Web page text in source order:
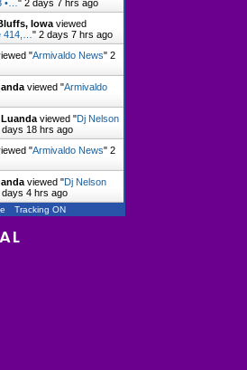
•…"2 days 7 hrs ago
Iowa viewed
414,…"2 days 7 hrs ago
"Armivaldo News"2
viewed "Armivaldo
Luanda viewed "Dj Nelson
days 18 hrs ago
"Armivaldo News"2
viewed "Dj Nelson
days 4 hrs ago
Tracking ON